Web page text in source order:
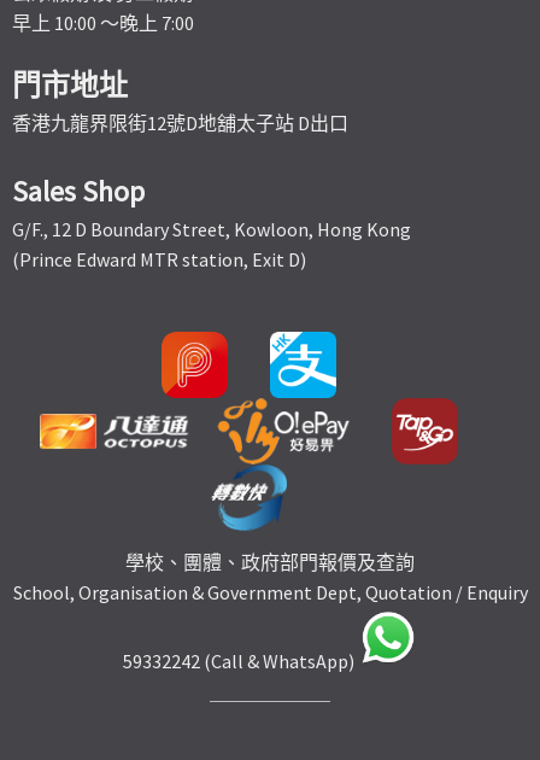
早上 10:00 ～晚上 7:00
門市地址
香港九龍界限街12號D地舖太子站 D出口
Sales Shop
G/F., 12 D Boundary Street, Kowloon, Hong Kong
(Prince Edward MTR station, Exit D)
學校、團體、政府部門報價及查詢
School, Organisation & Government Dept, Quotation / Enquiry
59332242 (Call & WhatsApp)